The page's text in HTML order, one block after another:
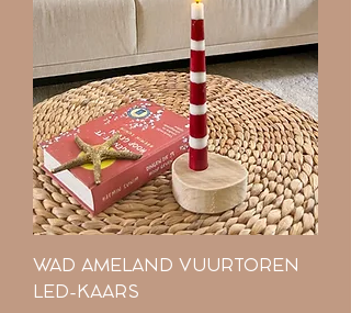
WAD AMELAND VUURTOREN
LED-KAARS